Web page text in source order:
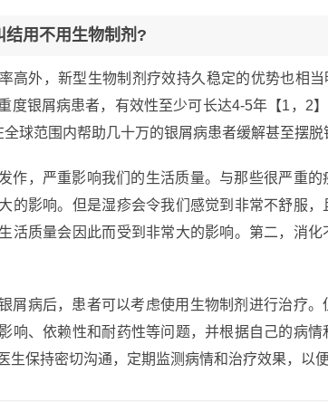
结用不用生物制剂?
高外，新型生物制剂疗效持久稳定的优势也相当
度银屑病患者，有效性至少可长达4-5年【1，2
球范围内帮助几十万的银屑病患者缓解甚至摆脱
作，严重影响我们的生活质量。与那些很严重
的影响。但是湿疹会令我们感觉到非常不舒服
活质量会因此而受到非常大的影响。第二，消
屑病后，患者可以考虑使用生物制剂进行治疗
响、依赖性和耐药性等问题，并根据自己的病
生保持密切沟通，定期监测病情和治疗效果，以